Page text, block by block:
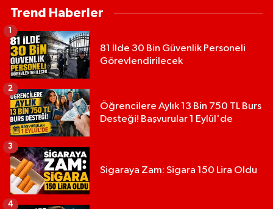
Trend Haberler
81 İlde 30 Bin Güvenlik Personeli
Görevlendirilecek
1
Öğrencilere Aylık 13 Bin 750 TL Burs
Desteği! Başvurular 1 Eylül'de
2
Sigaraya Zam: Sigara 150 Lira Oldu
3
4